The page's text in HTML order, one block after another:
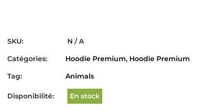
SKU:
N / A
Catégories:
Hoodie Premium, Hoodie Premium
Tag:
Animals
Disponibilité: En stock